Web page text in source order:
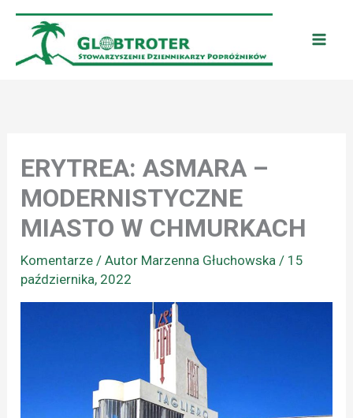
Przejdź
treści
ERYTREA: ASMARA –
MODERNISTYCZNE
MIASTO W CHMURKACH
Komentarze / Autor Marzenna Głuchowska/ 15
października, 2022